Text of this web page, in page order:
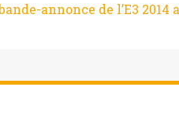
annonce de l’E3